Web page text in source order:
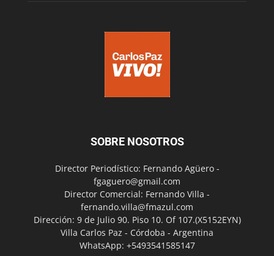
SOBRE NOSOTROS
Director Periodístico: Fernando Agüero -
fgaguero@gmail.com
Director Comercial: Fernando Villa -
fernando.villa@fmazul.com
Dirección: 9 de Julio 90. Piso 10. Of 107.(X5152EYN)
Villa Carlos Paz - Córdoba - Argentina
WhatsApp: +5493541585147